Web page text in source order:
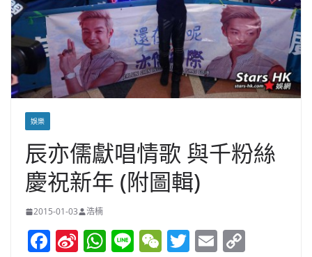
娛樂
辰亦儒獻唱情歌 與千粉絲
慶祝新年 (附圖輯)
2015-01-03 浩楠
F Si W Li W T E